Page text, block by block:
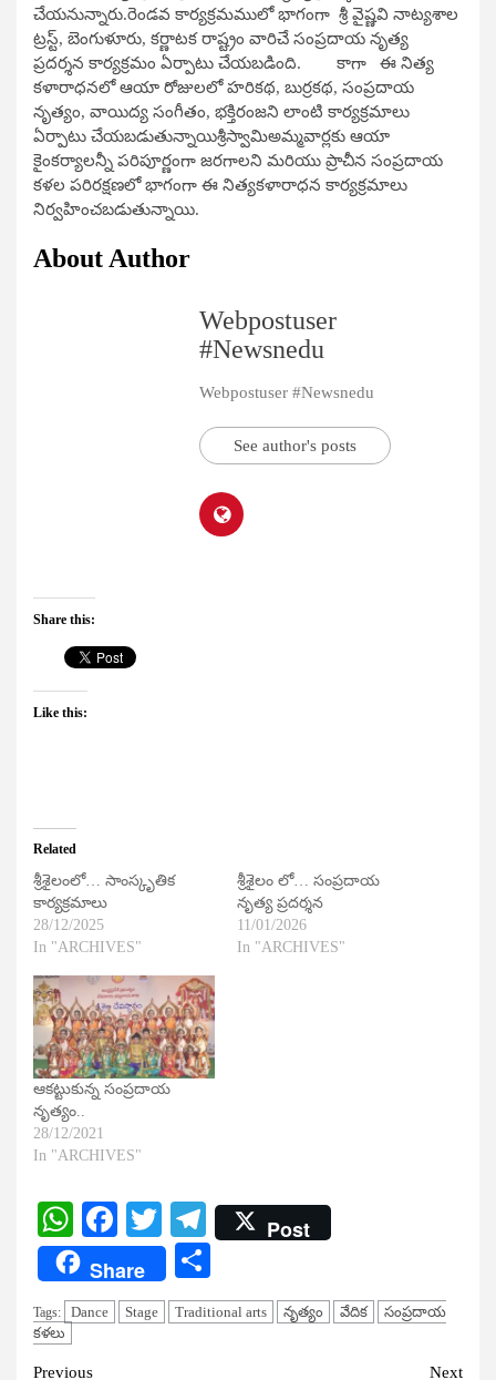
చేయనున్నారు.రెండవ కార్యక్రమములో భాగంగా శ్రీ వైష్ణవి నాట్యశాల
ట్రస్ట్, బెంగుళూరు, కర్ణాటక రాష్ట్రం వారిచే సంప్రదాయ నృత్య
ప్రదర్శన కార్యక్రమం ఏర్పాటు చేయబడింది. కాగా ఈ నిత్య
కళారాధనలో ఆయా రోజులలో హరికథ, బుర్రకథ, సంప్రదాయ
నృత్యం, వాయిద్య సంగీతం, భక్తిరంజని లాంటి కార్యక్రమాలు
ఏర్పాటు చేయబడుతున్నాయిశ్రీస్వామిఅమ్మవార్లకు ఆయా
కైంకర్యాలన్నీ పరిపూర్ణంగా జరగాలని మరియు ప్రాచీన సంప్రదాయ
కళల పరిరక్షణలో భాగంగా ఈ నిత్యకళారాధన కార్యక్రమాలు
నిర్వహించబడుతున్నాయి.
About Author
Webpostuser
#Newsnedu
Webpostuser #Newsnedu
See author's posts
Share this:
Like this:
Related
శ్రీశైలంలో… సాంస్కృతిక
కార్యక్రమాలు
28/12/2025
In "ARCHIVES"
శ్రీశైలం లో… సంప్రదాయ
నృత్య ప్రదర్శన
11/01/2026
In "ARCHIVES"
ఆకట్టుకున్న సంప్రదాయ
నృత్యం..
28/12/2021
In "ARCHIVES"
WhatsApp
Facebook
TwitterTelegram
Post
Share
Tags: Dance Stage Traditional arts నృత్యం వేదిక
సంప్రదాయ
కళలు
Previous Next